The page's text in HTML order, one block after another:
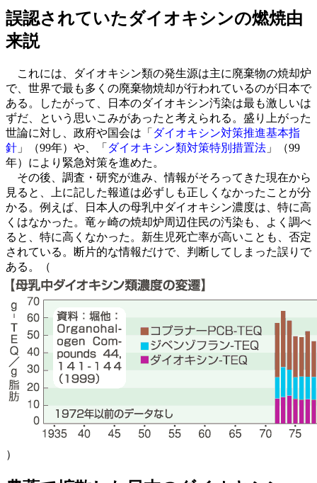
誤認されていたダイオキシンの燃焼由
来説
これには、ダイオキシン類の発生源は主に廃棄物の焼却炉
で、世界で最も多くの廃棄物焼却が行われているのが日本で
ある。したがって、日本のダイオキシン汚染は最も激しいは
ずだ、という思いこみがあったと考えられる。盛り上がった
世論に対し、政府や国会は「 ダイオキシン対策推進基本指
針 」（99年）や、「 ダイオキシン類対策特別措置法 」（99
年）により緊急対策を進めた。
その後、調査・研究が進み、情報がそろってきた現在から
見ると、上に記した報道は必ずしも正しくなかったことが分
かる。例えば、日本人の母乳中ダイオキシン濃度は、特に高
くはなかった。竜ヶ崎の焼却炉周辺住民の汚染も、よく調べ
ると、特に高くなかった。新生児死亡率が高いことも、否定
されている。断片的な情報だけで、判断してしまった誤りで
ある。（
）